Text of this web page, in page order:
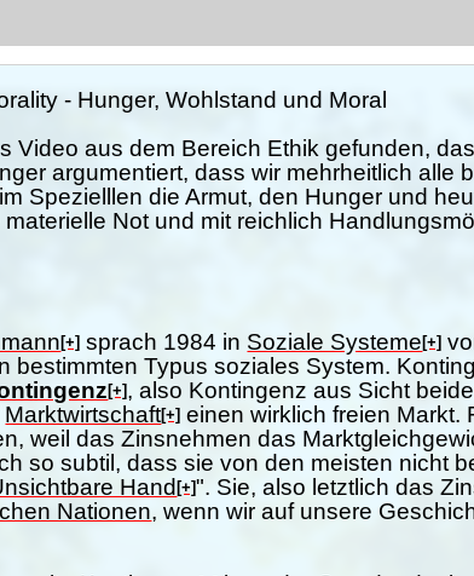
- Hunger, Wohlstand und Moral
Video aus dem Bereich Ethik gefunden,
argumentiert, dass wir mehrheitlich alle
Spezielllen die Armut, den Hunger und
Not und mit reichlich
[+] sprach 1984 in Soziale Systeme[+]
bestimmten Typus soziales System.
[+] , also Kontingenz aus Sicht
Marktwirtschaft[+] einen wirklich freien Markt.
weil das Zinsnehmen das
so subtil, dass sie von den meisten nicht
Hand[+]". Sie, also letztlich das
Nationen, wenn wir auf unsere